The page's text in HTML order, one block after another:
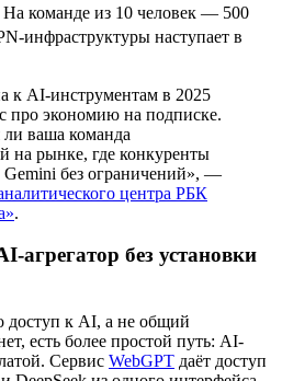
На команде из 10 человек — 500
инфраструктуры наступает в
к AI-инструментам в 2025
про экономию на подписке.
ли ваша команда
на рынке, где конкуренты
Gemini без ограничений», —
центра РБК
.
агрегатор без установки
доступ к AI, а не общий
есть более простой путь: AI-
Сервис WebGPT даёт доступ